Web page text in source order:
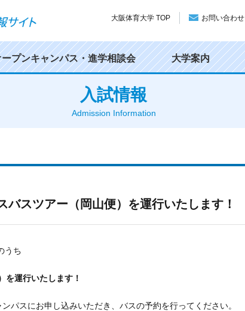
大阪体育大学 TOP お問い合わせ
ープンキャンパス・進学相談会 大学案内
入試情報
Admission Information
スツアー（岡山便）を運行いたします！
うち
を運行いたします ！
パスにお申し込みいただき、バスの予約を行ってください。